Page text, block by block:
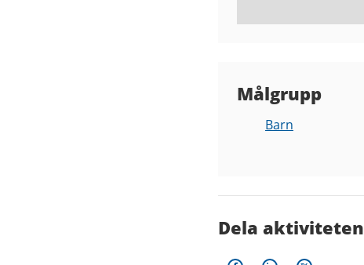
Målgrupp
Barn
Dela aktiviteten